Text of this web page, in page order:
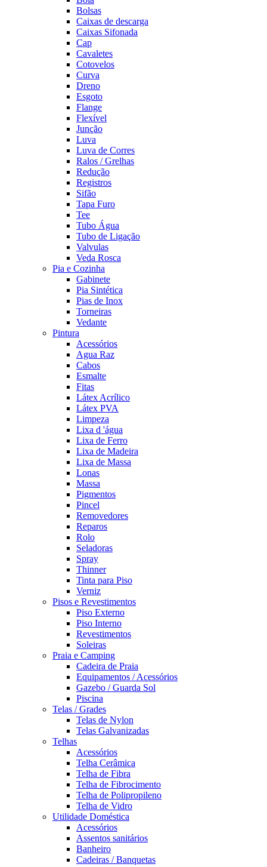
Bolsas
Caixas de descarga
Caixas Sifonada
Cap
Cavaletes
Cotovelos
Curva
Dreno
Esgoto
Flange
Flexível
Junção
Luva
Luva de Corres
Ralos / Grelhas
Redução
Registros
Sifão
Tapa Furo
Tee
Tubo Água
Tubo de Ligação
Valvulas
Veda Rosca
Pia e Cozinha
Gabinete
Pia Sintética
Pias de Inox
Torneiras
Vedante
Pintura
Acessórios
Agua Raz
Cabos
Esmalte
Fitas
Látex Acrílico
Látex PVA
Limpeza
Lixa d 'água
Lixa de Ferro
Lixa de Madeira
Lixa de Massa
Lonas
Massa
Pigmentos
Pincel
Removedores
Reparos
Rolo
Seladoras
Spray
Thinner
Tinta para Piso
Verniz
Pisos e Revestimentos
Piso Externo
Piso Interno
Revestimentos
Soleiras
Praia e Camping
Cadeira de Praia
Equipamentos / Acessórios
Gazebo / Guarda Sol
Piscina
Telas / Grades
Telas de Nylon
Telas Galvanizadas
Telhas
Acessórios
Telha Cerâmica
Telha de Fibra
Telha de Fibrocimento
Telha de Polipropileno
Telha de Vidro
Utilidade Doméstica
Acessórios
Assentos sanitários
Banheiro
Cadeiras / Banquetas